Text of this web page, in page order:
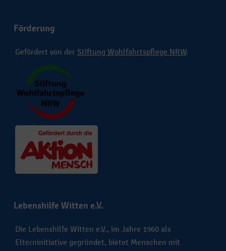
Förderung
Gefördert von der Stiftung Wohlfahrtspflege NRW.
Lebenshilfe Witten e.V.
Die Lebenshilfe Witten e.V., im Jahre 1960 als
Elterninitiative gegründet, bietet Menschen mit